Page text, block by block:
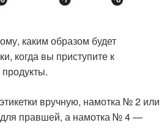
каким образом будет
когда вы приступите к
вручную, намотка № 2 или
правшей, а намотка № 4 —